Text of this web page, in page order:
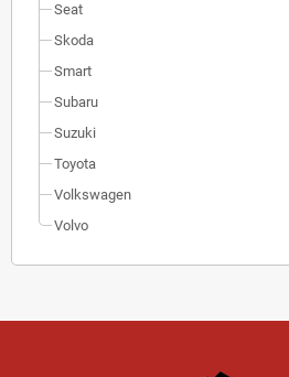
Seat
Skoda
Smart
Subaru
Suzuki
Toyota
Volkswagen
Volvo